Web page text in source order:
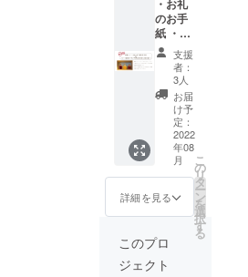
が、原
材料や
表記に
ついて
は変更
となる
場合が
あるた
め、現
時点で
は明記
してお
りませ
ん。 ※
れるア
ン：も
ツ詰め
合わ
せ」１
箱 梨、
シャイ
ンマス
カット
（フ
ルーツ
は天候
や生育
状況に
より変
更する
ま
す。）
※返礼品
・お礼
のお手
紙 ・新
潟フ
ルーツ
シロッ
プ（仮
名称）
お任せ
サンプ
（300g
入り）
５本
セット
（ ・フ
ルーツ
童夢
「シー
支援
者：
3人
お届
け予
定：
2022
年08
月
詳細を見る
こ
の
リ
タ
ー
ン
を
選
択
す
る
このプロ
ジェクト